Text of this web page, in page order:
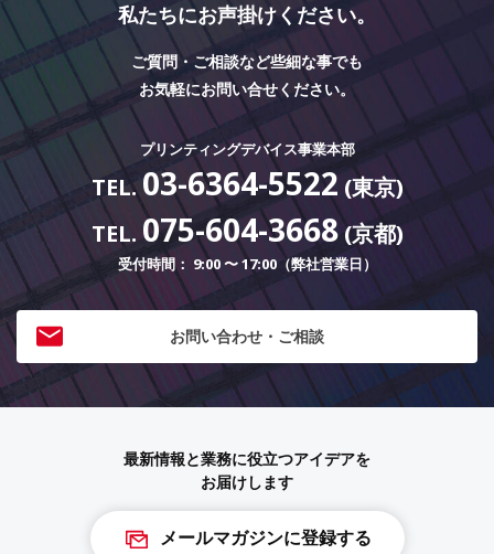
私たちにお声掛けください。
ご質問・ご相談など些細な事でも
お気軽にお問い合せください。
プリンティングデバイス事業本部
TEL.03-6364-5522 (東京)
TEL.075-604-3668(京都)
受付時間： 9:00 〜 17:00（弊社営業日）
お問い合わせ・ご相談
最新情報と業務に役立つアイデアを
お届けします
メールマガジンに登録する